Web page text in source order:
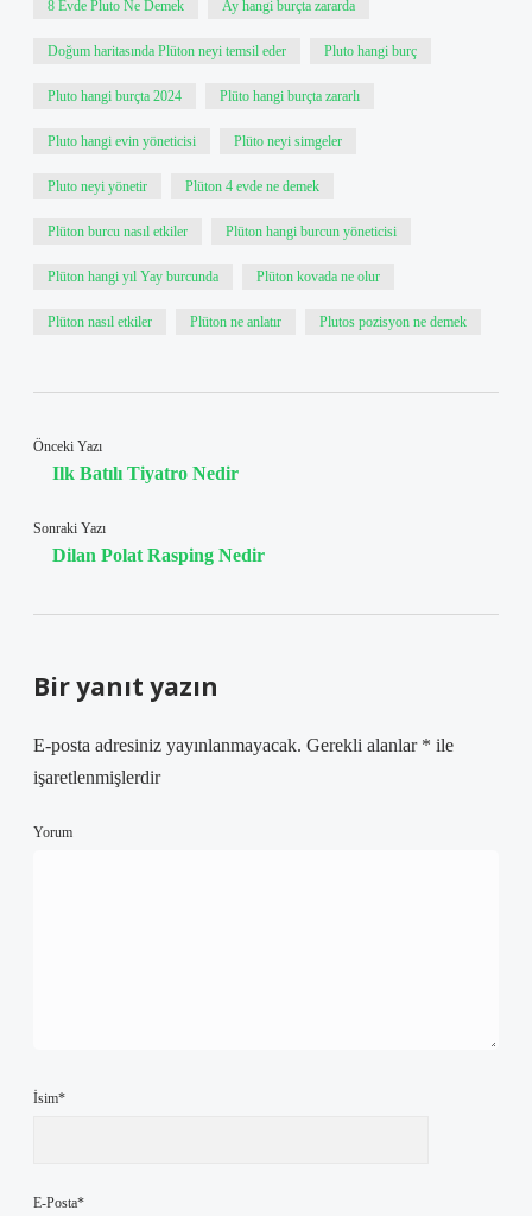
8 Evde Pluto Ne Demek Ay hangi burçta zararda
Doğum haritasında Plüton neyi temsil eder Pluto hangi burç
Pluto hangi burçta 2024 Plüto hangi burçta zararlı
Pluto hangi evin yöneticisi Plüto neyi simgeler
Pluto neyi yönetir Plüton 4 evde ne demek
Plüton burcu nasıl etkiler Plüton hangi burcun yöneticisi
Plüton hangi yıl Yay burcunda Plüton kovada ne olur
Plüton nasıl etkiler Plüton ne anlatır Plutos pozisyon ne demek
Önceki Yazı
Ilk Batılı Tiyatro Nedir
Sonraki Yazı
Dilan Polat Rasping Nedir
Bir yanıt yazın
E-posta adresiniz yayınlanmayacak. Gerekli alanlar * ile
işaretlenmişlerdir
Yorum
İsim*
E-Posta*